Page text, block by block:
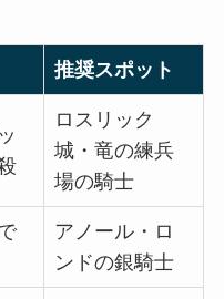
推奨スポット
ロスリック
城・竜の練兵
場の騎士
アノール・ロ
ンドの銀騎士